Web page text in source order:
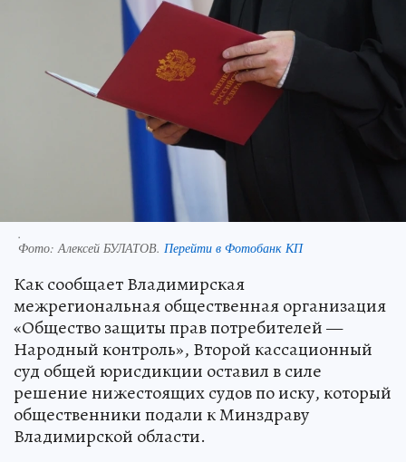
.
Фото: Алексей БУЛАТОВ. Перейти в Фотобанк КП
Как сообщает Владимирская
межрегиональная общественная организация
«Общество защиты прав потребителей —
Народный контроль», Второй кассационный
суд общей юрисдикции оставил в силе
решение нижестоящих судов по иску, который
общественники подали к Минздраву
Владимирской области.